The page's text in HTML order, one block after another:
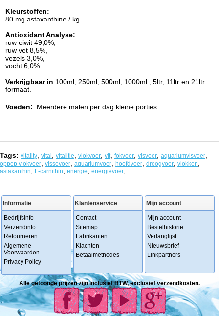
Kleurstoffen:
80 mg astaxanthine / kg
Antioxidant Analyse:
ruw eiwit 49,0%,
ruw vet 8,5%,
vezels 3,0%,
vocht 6,0%.
Verkrijgbaar in 100ml, 250ml, 500ml, 1000ml , 5ltr, 11ltr en 21ltr
formaat.
Voeden: Meerdere malen per dag kleine porties.
Tags: vitality vital vitalitie vlokvoer vit fokvoer visvoer aquariumvisvoer
oppep vlokvoer vissevoer aquariumvoer hoofdvoer droogvoer vlokken
astaxanthin L-carnithin energie energievoer
Informatie
Bedrijfsinfo
Verzendinfo
Retourneren
Algemene
Voorwaarden
Privacy Policy
Klantenservice
Contact
Sitemap
Fabrikanten
Klachten
Betaalmethodes
Mijn account
Mijn account
Bestelhistorie
Verlanglijst
Nieuwsbrief
Linkpartners
Alle getoonde prijzen zijn inclusief BTW, exclusief verzendkosten.